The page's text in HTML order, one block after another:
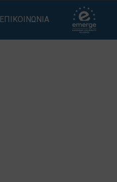
ΕΠΙΚΟΙΝΩΝΙΑ